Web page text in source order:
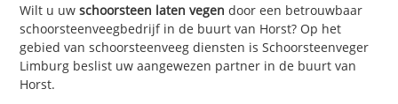
Wilt u uwschoorsteen laten vegen door een betrouwbaar
schoorsteenveegbedrijf in de buurt van Horst? Op het
gebied van schoorsteenveeg diensten is Schoorsteenveger
Limburg beslist uw aangewezen partner in de buurt van
Horst.